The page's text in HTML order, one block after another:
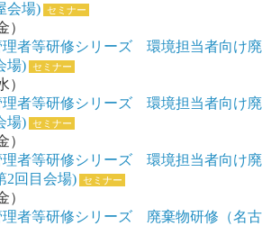
会場) セミナー
）
理者等研修シリーズ 環境担当者向け廃
場) セミナー
）
理者等研修シリーズ 環境担当者向け廃
場) セミナー
）
理者等研修シリーズ 環境担当者向け廃
2回目会場) セミナー
）
理者等研修シリーズ 廃棄物研修（名古